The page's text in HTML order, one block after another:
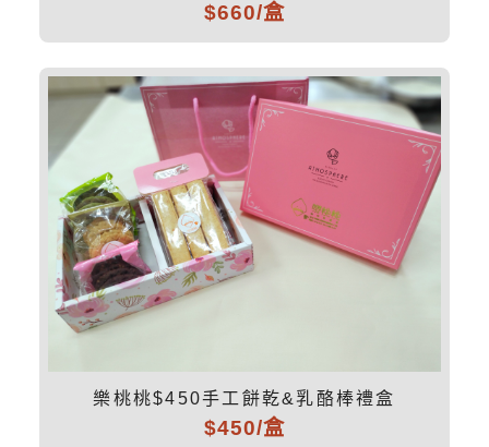
$660/盒
樂桃桃$450手工餅乾&乳酪棒禮盒
$450/盒